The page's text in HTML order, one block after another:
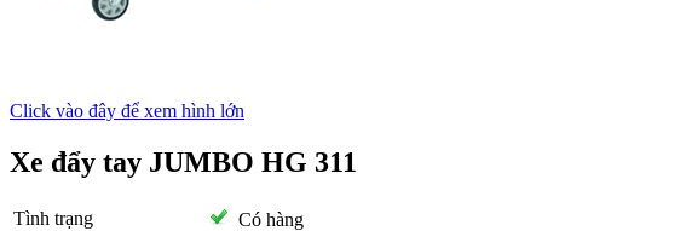
Click vào đây để xem hình lớn
Xe đẩy tay JUMBO HG 311
Tình trạng
Có hàng